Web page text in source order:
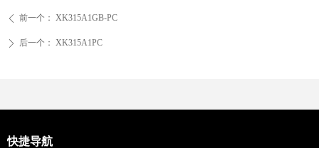
ꄴ 前一个： XK315A1GB-PC
ꄲ 后一个： XK315A1PC
快捷导航